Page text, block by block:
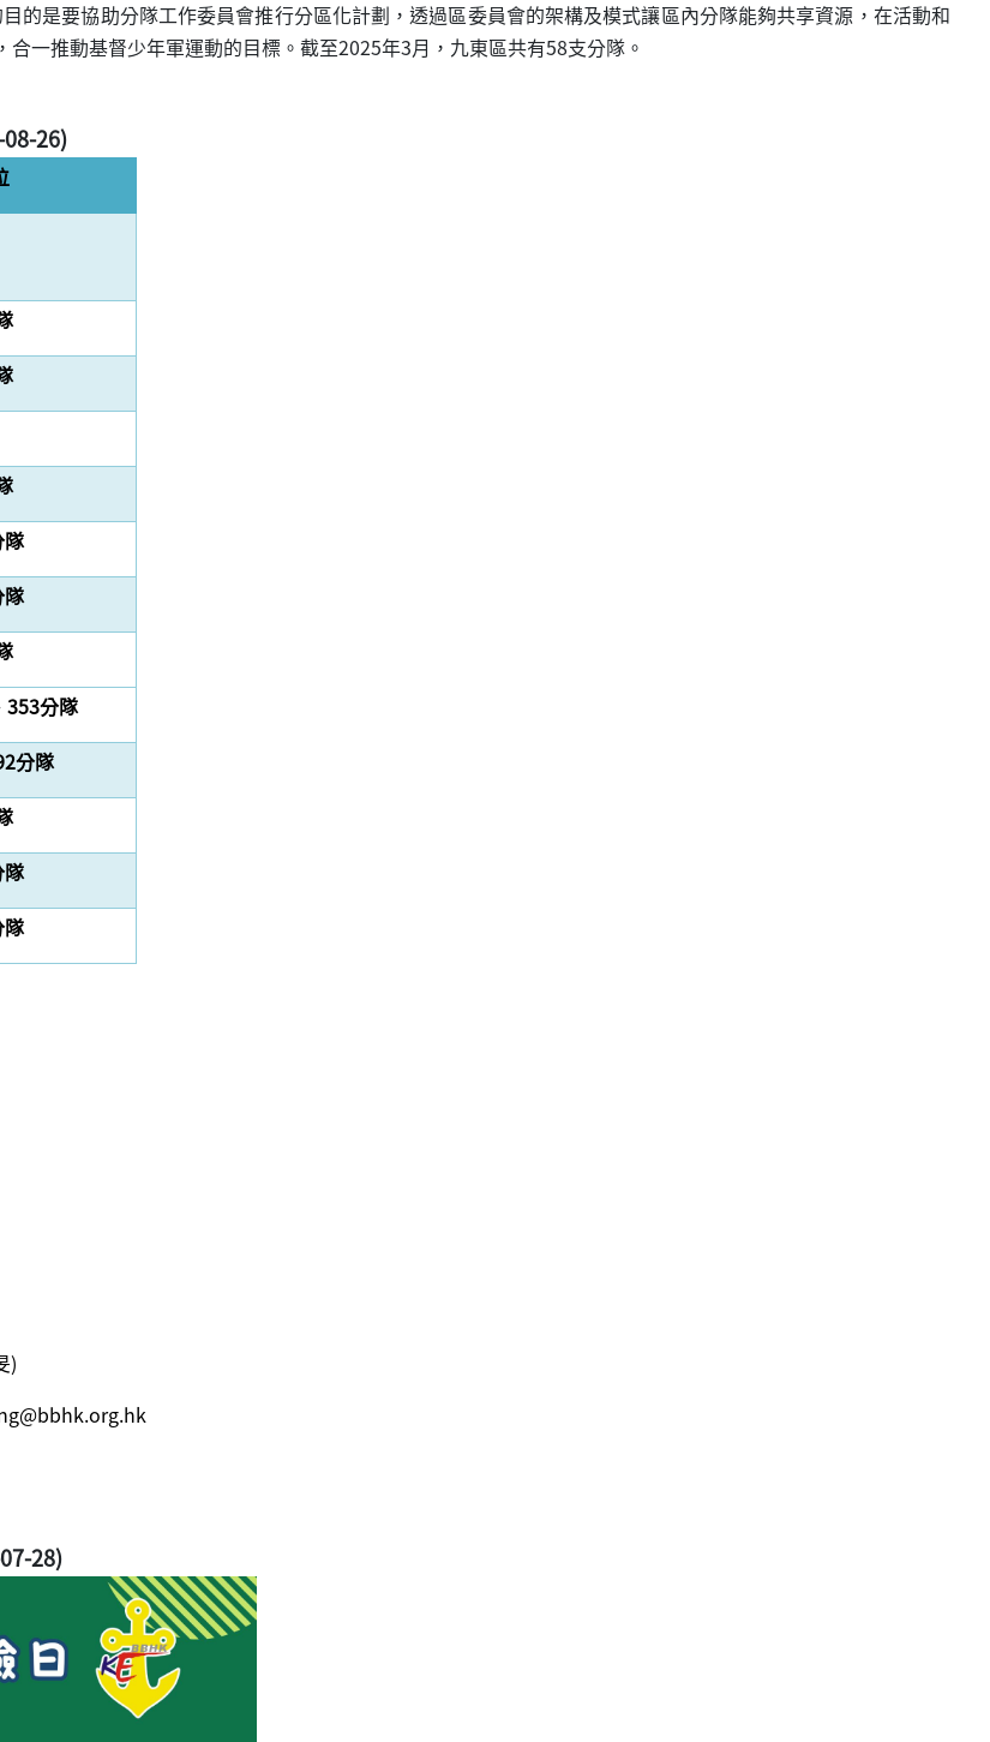
的是要協助分隊工作委員會推行分區化計劃，透過區委員會的架構及模式讓區內分隊能夠共享資源，在活動和
一推動基督少年軍運動的目標。截至2025年3月，九東區共有58支分隊。
26)
353分隊
分隊
)
28)